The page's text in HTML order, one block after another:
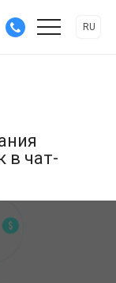
RU
в чат-